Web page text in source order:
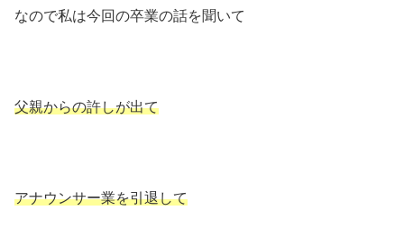
なので私は今回の卒業の話を聞いて
父親からの許しが出て
アナウンサー業を引退して